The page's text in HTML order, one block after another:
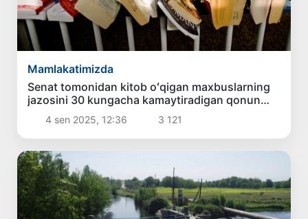
Mamlakatimizda
Senat tomonidan kitob oʻqigan maxbuslarning
jazosini 30 kungacha kamaytiradigan qonun
tasdiqlandi
4 sen 2025, 12:36 3 121